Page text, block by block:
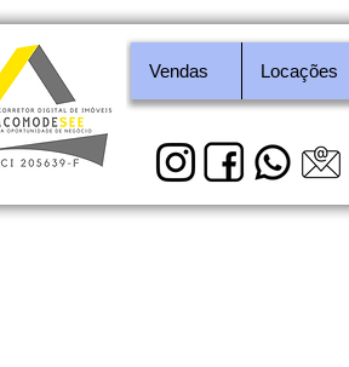
Vendas Locações